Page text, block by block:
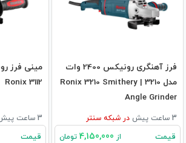
فرز آهنگری رونیکس 2400 وات
مدل 3210 | Ronix 3210 Smithery
Angle Grinder
3 ساعت پیش در شبکه سنتر
قیمت از تومان
Ronix 3112
3 ساعت پیش
قیمت